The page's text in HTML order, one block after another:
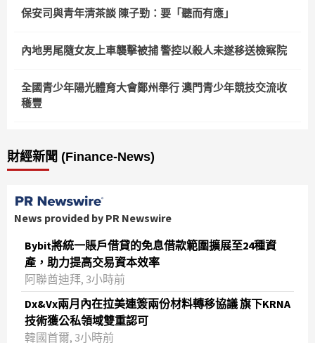
保安司與青年清茶談 陳子勁：要「聽而有應」
內地男尾隨女友上車襲擊被捕 警控以殺人未遂移送檢察院
全國青少年陽光體育大會鄭州舉行 澳門青少年競技交流收
穫豐
財經新聞 (Finance-News)
News provided by PR Newswire
Bybit將統一賬戶借貸的免息借款範圍擴展至24種資
產，助力提高交易資本效率
阿聯酋迪拜, 3小時前
Dx&Vx兩月內在拉美連簽兩份材料轉移協議 旗下KRNA
技術獲公私領域雙重認可
韓國首爾, 3小時前